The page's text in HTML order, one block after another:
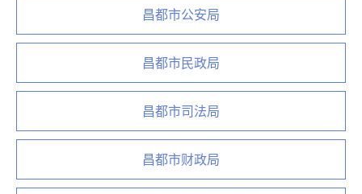
昌都市公安局
昌都市民政局
昌都市司法局
昌都市财政局